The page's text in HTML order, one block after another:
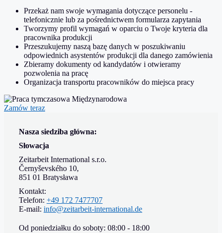
Przekaż nam swoje wymagania dotyczące personelu -
telefonicznie lub za pośrednictwem formularza zapytania
Tworzymy profil wymagań w oparciu o Twoje kryteria dla
pracownika produkcji
Przeszukujemy naszą bazę danych w poszukiwaniu
odpowiednich asystentów produkcji dla danego zamówienia
Zbieramy dokumenty od kandydatów i otwieramy
pozwolenia na pracę
Organizacja transportu pracowników do miejsca pracy
Zamów teraz
Nasza siedziba główna:
Słowacja
Zeitarbeit International s.r.o.
Černyševského 10,
851 01 Bratysława
Kontakt:
Telefon: +49 172 7477707
E-mail: info@zeitarbeit-international.de
Od poniedziałku do soboty: 08:00 - 18:00